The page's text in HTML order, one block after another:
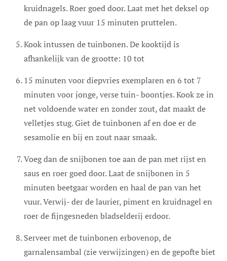
kruidnagels. Roer goed door. Laat met het deksel op
de pan op laag vuur 15 minuten pruttelen.
Kook intussen de tuinbonen. De kooktijd is
afhankelijk van de grootte: 10 tot
15 minuten voor diepvries exemplaren en 6 tot 7
minuten voor jonge, verse tuin- boontjes. Kook ze in
net voldoende water en zonder zout, dat maakt de
velletjes stug. Giet de tuinbonen af en doe er de
sesamolie en bij en zout naar smaak.
Voeg dan de snijbonen toe aan de pan met rijst en
saus en roer goed door. Laat de snijbonen in 5
minuten beetgaar worden en haal de pan van het
vuur. Verwij- der de laurier, piment en kruidnagel en
roer de fijngesneden bladselderij erdoor.
Serveer met de tuinbonen erbovenop, de
garnalensambal (zie verwijzingen) en de gepofte biet